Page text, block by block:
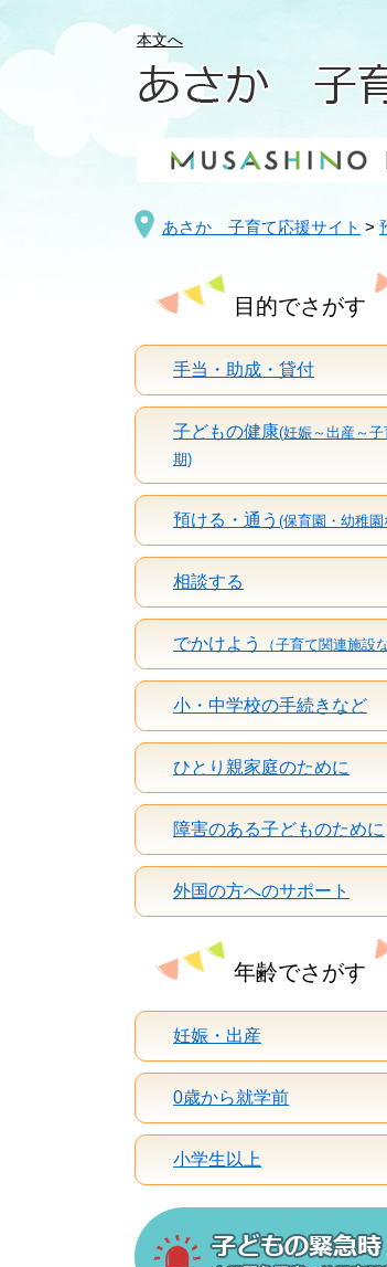
ジ
先
ュ
を
本文へ
あさか 子育て応援サイト >
目的でさがす
手当・助成・貸付
子どもの健康(妊娠～出産～子
期)
預ける・通う (保育園・幼稚園
相談する
でかけよう （子育て関連施設
小・中学校の手続きなど
ひとり親家庭のために
障害のある子どものために
外国の方へのサポート
年齢でさがす
妊娠・出産
0歳から就学前
小学生以上